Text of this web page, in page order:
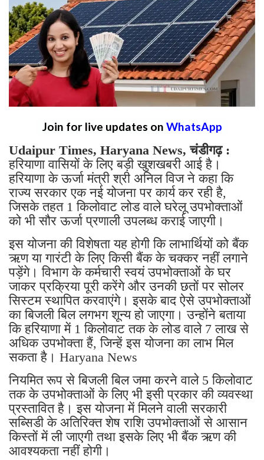
Join for live updates on WhatsApp
Udaipur Times, Haryana News, चंडीगढ़ :
हरियाणा वासियों के लिए बड़ी खुशखबरी आई है।
हरियाणा के ऊर्जा मंत्री श्री अनिल विज ने कहा कि
राज्य सरकार एक नई योजना पर कार्य कर रही है,
जिसके तहत 1 किलोवाट लोड वाले घरेलू उपभोक्ताओं
को भी सौर ऊर्जा प्रणाली उपलब्ध कराई जाएगी।
इस योजना की विशेषता यह होगी कि लाभार्थियों को बैंक
ऋण या गारंटी के लिए किसी बैंक के चक्कर नहीं लगाने
पड़ेंगे। विभाग के कर्मचारी स्वयं उपभोक्ताओं के घर
जाकर प्रक्रिया पूरी करेंगे और उनकी छतों पर सोलर
सिस्टम स्थापित करवाएंगे। इसके बाद ऐसे उपभोक्ताओं
का बिजली बिल लगभग शून्य हो जाएगा। उन्होंने बताया
कि हरियाणा में 1 किलोवाट तक के लोड वाले 7 लाख से
अधिक उपभोक्ता हैं, जिन्हें इस योजना का लाभ मिल
सकता है। Haryana News
नियमित रूप से बिजली बिल जमा करने वाले 5 किलोवाट
तक के उपभोक्ताओं के लिए भी इसी प्रकार की व्यवस्था
प्रस्तावित है। इस योजना में मिलने वाली सरकारी
सब्सिडी के अतिरिक्त शेष राशि उपभोक्ताओं से आसान
किस्तों में ली जाएगी तथा इसके लिए भी बैंक ऋण की
आवश्यकता नहीं होगी।